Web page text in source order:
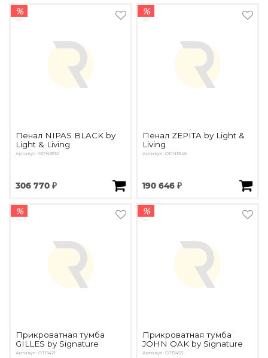
%
Пенал NIPAS BLACK by
Light & Living
Артикул: OPN3512
306 770 ₽
%
Пенал ZEPITA by Light &
Living
Артикул: OPN3546
190 646 ₽
%
Прикроватная тумба
GILLES by Signature
Артикул: OTB421
%
Прикроватная тумба
JOHN OAK by Signature
Артикул: OTB453